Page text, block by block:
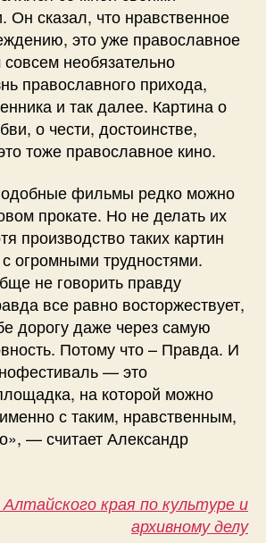
Он сказал, что нравственное
это уже православное
необязательно
православного прихода,
и так далее. Картина о
о чести, достоинстве,
тоже православное кино.
фильмы редко можно
прокате. Но не делать их
производство таких картин
огромными трудностями.
не говорить правду
все равно восторжествует,
дорогу даже через самую
Потому что – Правда. И
— это
на которой можно
с таким, нравственным,
— считает Александр
края по культуре и
архивному делу